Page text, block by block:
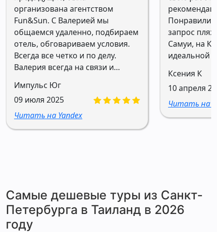
организована агентством
Fun&Sun. С Валерией мы
общаемся удаленно, подбираем
отель, обговариваем условия.
Всегда все четко и по делу.
Валерия всегда на связи и
агентство Fun&Sun за
организацию путешествий
нашей семьи без стрессов,
Импульс Юг
09 июля 2025
Читать на Yandex
запрос
Самуи, на
идеальной
Ксения К
10 апреля
Читать на
Самые дешевые туры из Санкт-
Петербурга в Таиланд в 2026
году